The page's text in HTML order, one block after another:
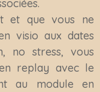
et que vous ne
visio aux dates
no stress, vous
replay avec le
au module en